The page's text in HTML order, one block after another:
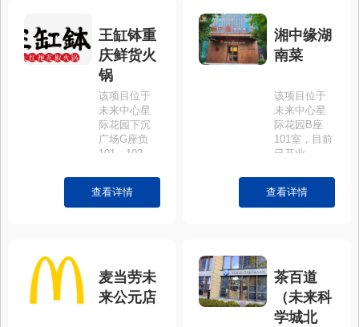
王缸钵重
庆鲜货火
锅
该项目位于
未来中心星
际花园下沉
广场G座负
101、102
查看详情
湘中缘湖
南菜
该项目位于
未来中心星
际花园B座
101室，目前
已开业
查看详情
麦当劳未
来公元店
茶百道
（未来科
学城北